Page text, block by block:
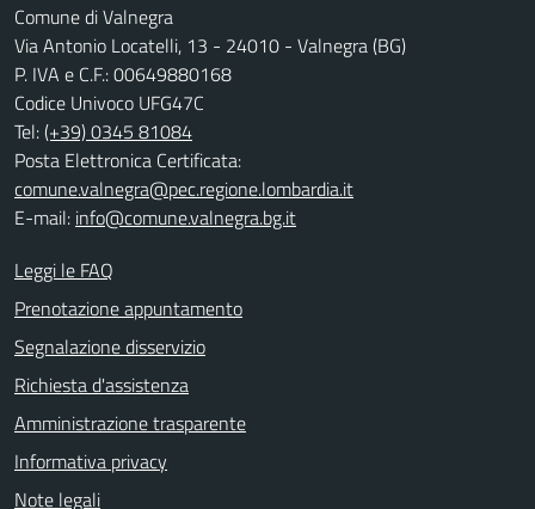
Comune di Valnegra
Via Antonio Locatelli, 13 - 24010 - Valnegra (BG)
P. IVA e C.F.: 00649880168
Codice Univoco UFG47C
Tel:(+39) 0345 81084
Posta Elettronica Certificata:
comune.valnegra@pec.regione.lombardia.it
E-mail: info@comune.valnegra.bg.it
Leggi le FAQ
Prenotazione appuntamento
Segnalazione disservizio
Richiesta d'assistenza
Amministrazione trasparente
Informativa privacy
Note legali